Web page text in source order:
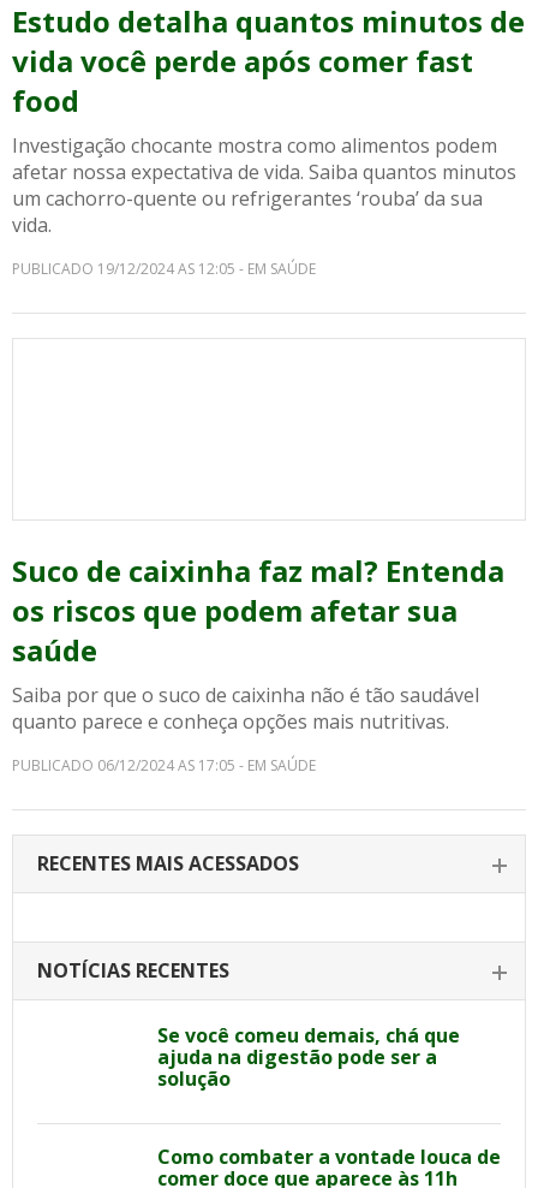
Estudo detalha quantos minutos de
vida você perde após comer fast
food
Investigação chocante mostra como alimentos podem
afetar nossa expectativa de vida. Saiba quantos minutos
um cachorro-quente ou refrigerantes ‘rouba’ da sua
vida.
PUBLICADO 19/12/2024 AS 12:05 - EM SAÚDE
Suco de caixinha faz mal? Entenda
os riscos que podem afetar sua
saúde
Saiba por que o suco de caixinha não é tão saudável
quanto parece e conheça opções mais nutritivas.
PUBLICADO 06/12/2024 AS 17:05 - EM SAÚDE
RECENTES MAIS ACESSADOS
NOTÍCIAS RECENTES
Se você comeu demais, chá que
ajuda na digestão pode ser a
solução
Como combater a vontade louca de
comer doce que aparece às 11h